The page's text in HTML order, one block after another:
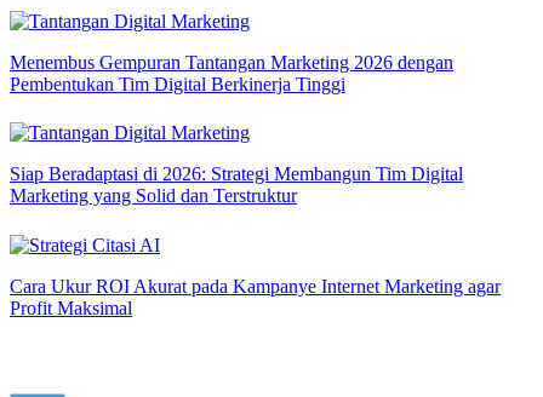
Menembus Gempuran Tantangan Marketing 2026 dengan
Pembentukan Tim Digital Berkinerja Tinggi
Siap Beradaptasi di 2026: Strategi Membangun Tim Digital
Marketing yang Solid dan Terstruktur
Cara Ukur ROI Akurat pada Kampanye Internet Marketing agar
Profit Maksimal